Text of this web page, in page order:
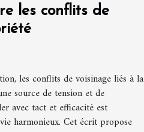
les conflits de
les conflits de voisinage liés à la
source de tension et de
avec tact et efficacité est
harmonieux. Cet écrit propose